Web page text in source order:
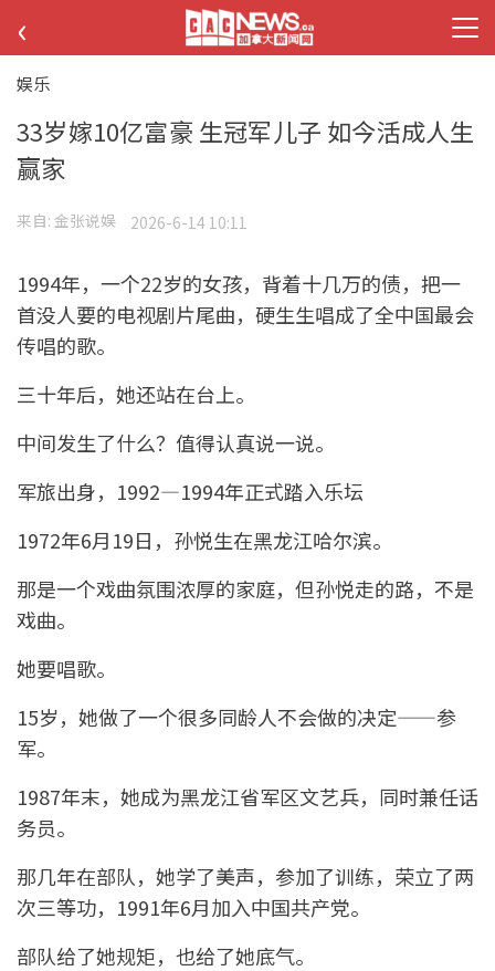
‹
娱乐
33岁嫁10亿富豪 生冠军儿子 如今活成人生
赢家
来自: 金张说娱 2026-6-14 10:11
1994年，一个22岁的女孩，背着十几万的债，把一
首没人要的电视剧片尾曲，硬生生唱成了全中国最会
传唱的歌。
三十年后，她还站在台上。
中间发生了什么？值得认真说一说。
军旅出身，1992—1994年正式踏入乐坛
1972年6月19日，孙悦生在黑龙江哈尔滨。
那是一个戏曲氛围浓厚的家庭，但孙悦走的路，不是
戏曲。
她要唱歌。
15岁，她做了一个很多同龄人不会做的决定——参
军。
1987年末，她成为黑龙江省军区文艺兵，同时兼任话
务员。
那几年在部队，她学了美声，参加了训练，荣立了两
次三等功，1991年6月加入中国共产党。
部队给了她规矩，也给了她底气。